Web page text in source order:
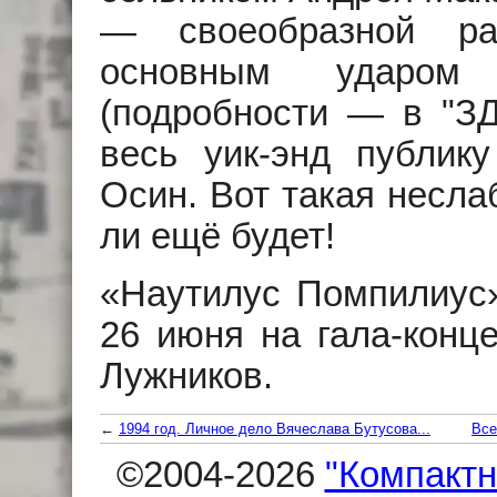
— своеобразной
основным
(подробности — в
весь уик-энд
Осин. Вот такая
ли ещё будет!
«Наутилус
26 июня на гала-
Лужников.
← 1994 год. Личное дело Вячеслава Бутусова...
©2004-2026